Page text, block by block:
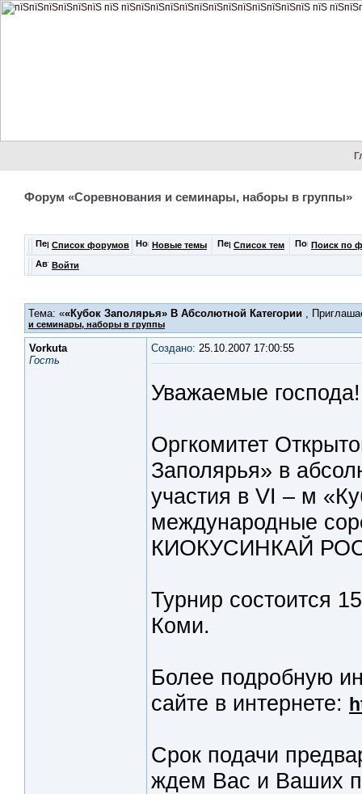
Форум «Соревнования и семинары, наборы в группы»
Список форумов Новые темы Список тем Поиск по
Войти
Тема: ««Кубок Заполярья» В Абсолютной Категории ,
и семинары, наборы в группы
Vorkuta
Гость
Создано: 25.10.2007 17:00:55
Уважаемые господа!
Оргкомитет
Заполярья» в
участия в VI – м
международные
КИОКУСИНКАЙ
Турнир состоится
Коми.
Более подробную
сайте в интернете:
Срок подачи
ждем Вас и Ваших